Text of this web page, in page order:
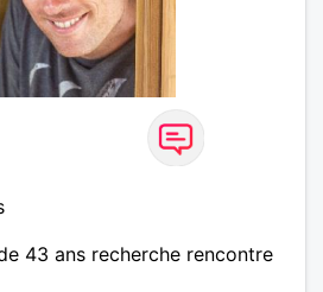
43 ans recherche rencontre